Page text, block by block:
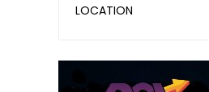
LOCATION